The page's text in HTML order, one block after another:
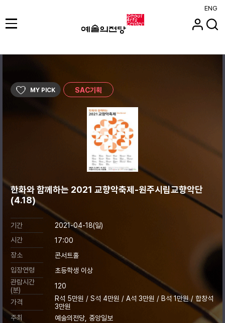
ENG
MY PICK SAC기획
한화와 함께하는 2021 교향악축제-원주시립교향악단
(4.18)
기간
2021-04-18(일)
시간
17:00
장소
콘서트홀
입장연령
초등학생 이상
관람시간
(분)
120
가격
R석 5만원 / S석 4만원 / A석 3만원 / B석 1만원 / 합창석
3만원
주최
예술의전당, 중앙일보